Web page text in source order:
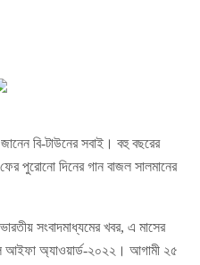
বি-টাউনের সবাই। বহু বছরের
পুরোনো দিনের গান বাজল সালমানের
সংবাদমাধ্যমের খবর, এ মাসের
আইফা অ্যাওয়ার্ড-২০২২। আগামী ২৫